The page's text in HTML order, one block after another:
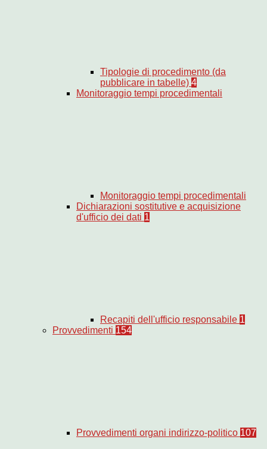
Tipologie di procedimento (da
pubblicare in tabelle) 4
Monitoraggio tempi procedimentali
Monitoraggio tempi procedimentali
Dichiarazioni sostitutive e acquisizione
d'ufficio dei dati 1
Recapiti dell'ufficio responsabile 1
Provvedimenti 154
Provvedimenti organi indirizzo-politico 107